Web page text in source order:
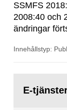
SSMFS
2008:40 och
ändringar
Innehållstyp:
sida:E-